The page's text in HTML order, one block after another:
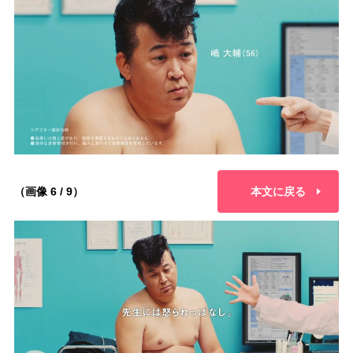
（画像 6 / 9） 本文に戻る